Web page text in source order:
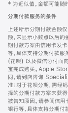
页
页
脚
注
‡ 为近似值。金额可能随
分期付款服务的条件
上述所示分期付款金额
额，未显示小数点以后的
期付款方案由信用卡发
等，具体支持分期付款
(花呗) 以及微信分付面
宝完成购买。Apple
同，请到店咨询
准；对于花呗分期，需经
择的分期付款方案未获
被告知原因。请参阅信
银行等，具体支持分期